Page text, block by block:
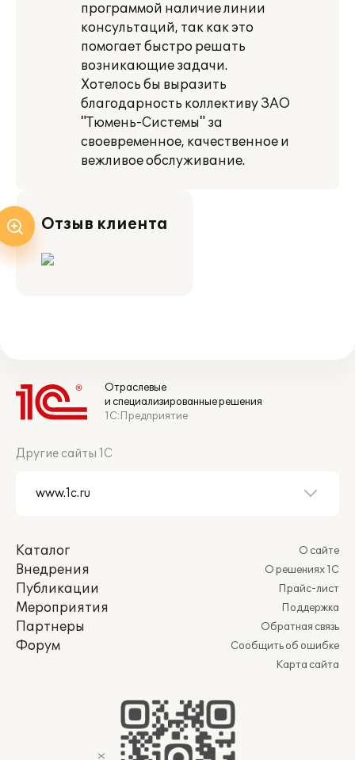
программой наличие линии
консультаций, так как это
помогает быстро решать
возникающие задачи.
Хотелось бы выразить
благодарность коллективу ЗАО
"Тюмень-Системы" за
своевременное, качественное и
вежливое обслуживание.
Отзыв клиента
Отраслевые
и специализированные решения
1С:Предприятие
Другие сайты 1С
Каталог
Внедрения
Публикации
Мероприятия
Партнеры
Форум
О сайте
О решениях 1С
Прайс-лист
Поддержка
Обратная связь
Сообщить об ошибке
Карта сайта